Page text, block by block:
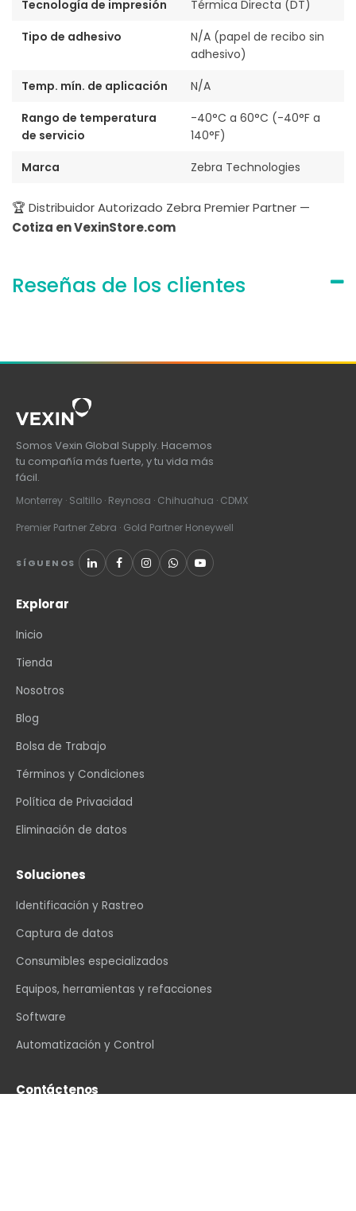
Tecnología de impresión
Térmica Directa (DT)
Tipo de adhesivo
N/A (papel de recibo sin
adhesivo)
Temp. mín. de aplicación
N/A
Rango de temperatura
de servicio
-40°C a 60°C (-40°F a
140°F)
Marca
Zebra Technologies
🏆 Distribuidor Autorizado Zebra Premier Partner —
Cotiza en VexinStore.com
Reseñas de los clientes
Somos Vexin Global Supply. Hacemos
tu compañía más fuerte, y tu vida más
fácil.
Monterrey · Saltillo · Reynosa · Chihuahua · CDMX
Premier Partner Zebra · Gold Partner Honeywell
SÍGUENOS
Explorar
Inicio
Tienda
Nosotros
Blog
Bolsa de Trabajo
Términos y Condiciones
Política de Privacidad
Eliminación de datos
Soluciones
Identificación y Rastreo
Captura de datos
Consumibles especializados
Equipos, herramientas y refacciones
Software
Automatización y Control
Contáctenos